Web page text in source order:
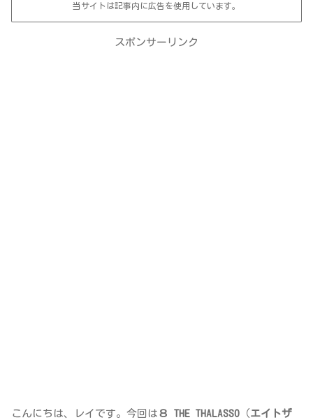
当サイトは記事内に広告を使用しています。
スポンサーリンク
こんにちは、レイです。今回は ８ THE THALASSO （ エイトザ